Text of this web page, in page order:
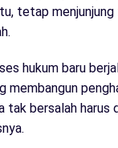
tetap menjunjung
hukum baru
membangun
tak bersalah harus